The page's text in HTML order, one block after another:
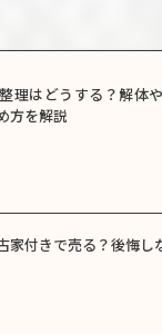
理はどうする？解体
方を解説
家付きで売る？後悔し